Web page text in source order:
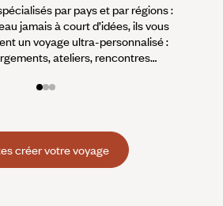
par pays et par régions :
jamais à court d’idées, ils vous
un voyage ultra-personnalisé :
ateliers, rencontres…
créer votre voyage